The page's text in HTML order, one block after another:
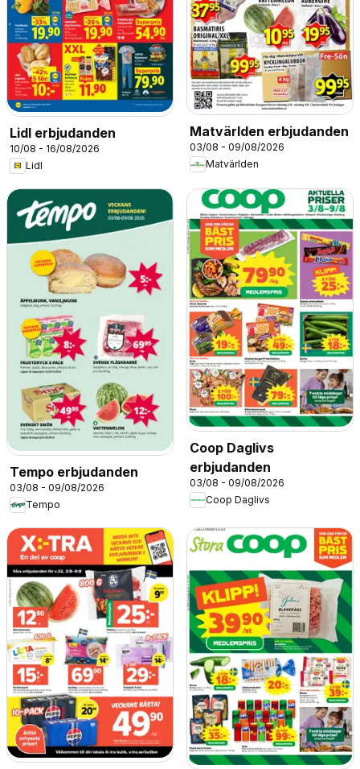
Lidl erbjudanden
10/08 - 16/08/2026
Lidl
Matvärlden erbjudanden
03/08 - 09/08/2026
Matvärlden
Tempo erbjudanden
03/08 - 09/08/2026
Tempo
Coop Daglivs
erbjudanden
03/08 - 09/08/2026
Coop Daglivs